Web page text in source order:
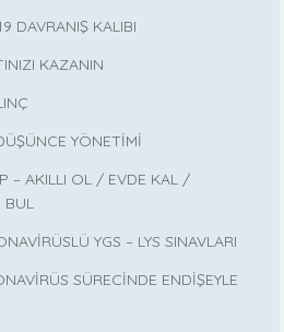
DAVRANIŞ KALIBI
KAZANIN
YÖNETİMİ
– AKILLI OL / EVDE KAL /
BUL
YGS – LYS SINAVLARI
SÜRECİNDE ENDİŞEYLE